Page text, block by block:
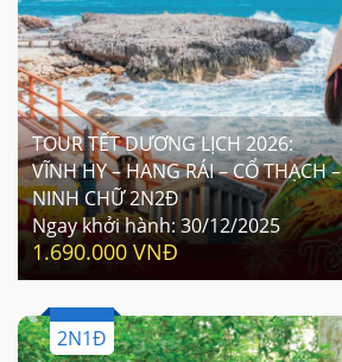
TOUR TẾT DƯƠNG LỊCH 2026:
VĨNH HY – HANG RÁI – CỔ THẠCH –
NINH CHỮ 2N2Đ
Ngay khởi hành: 30/12/2025
1.690.000 VNĐ
2N1Đ